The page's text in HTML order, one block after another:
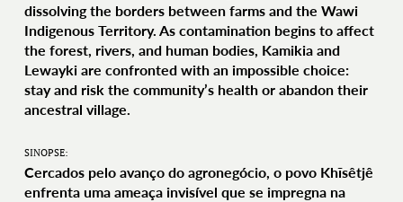
SINOPSE:
Cercados pelo avanço do agronegócio, o povo Khĩsêtjê
enfrenta uma ameaça invisível que se impregna na
dissolving the borders between farms and the Wawi
Indigenous Territory. As contamination begins to affect
the forest, rivers, and human bodies, Kamikia and
Lewayki are confronted with an impossible choice:
stay and risk the community’s health or abandon their
ancestral village.